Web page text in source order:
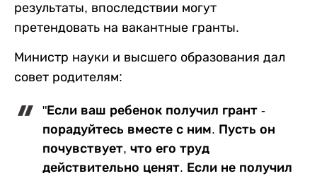
результаты, впоследствии могут
претендовать на вакантные гранты.
Министр науки и высшего образования дал
совет родителям:
"Если ваш ребенок получил грант -
порадуйтесь вместе с ним. Пусть он
почувствует, что его труд
действительно ценят. Если не получил